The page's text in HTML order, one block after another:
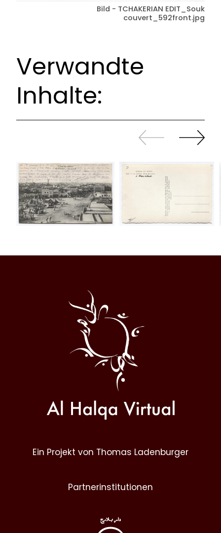
Bild - TCHAKERIAN EDIT_Souk
couvert_592front.jpg
Verwandte
Inhalte:
Zurück
sliden
Weiter
sliden
Halqa
Ein Projekt von Thomas Ladenburger
Partnerinstitutionen